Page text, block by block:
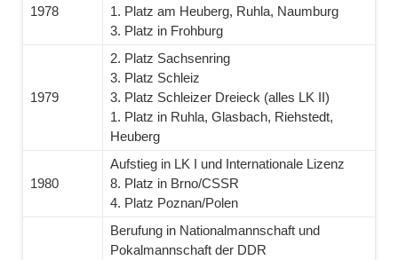
1978
1. Platz am Heuberg, Ruhla, Naumburg
3. Platz in Frohburg
1979
2. Platz Sachsenring
3. Platz Schleiz
3. Platz Schleizer Dreieck (alles LK II)
1. Platz in Ruhla, Glasbach, Riehstedt,
Heuberg
1980
Aufstieg in LK I und Internationale Lizenz
8. Platz in Brno/CSSR
4. Platz Poznan/Polen
Berufung in Nationalmannschaft und
Pokalmannschaft der DDR